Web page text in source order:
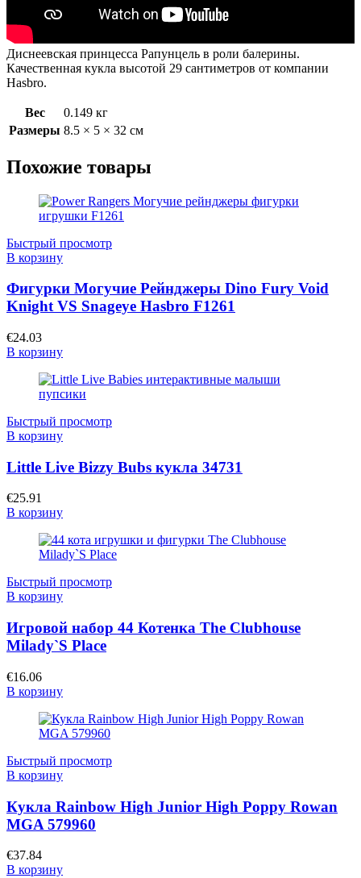
Диснеевская принцесса Рапунцель в роли балерины.
Качественная кукла высотой 29 сантиметров от компании
Hasbro.
Вес
0.149 кг
Размеры 8.5 × 5 × 32 см
Похожие товары
Быстрый просмотр
В корзину
Фигурки Могучие Рейнджеры Dino Fury Void
Knight VS Snageye Hasbro F1261
€24.03
В корзину
Быстрый просмотр
В корзину
Little Live Bizzy Bubs кукла 34731
€25.91
В корзину
Быстрый просмотр
В корзину
Игровой набор 44 Котенка The Clubhouse
Milady`S Place
€16.06
В корзину
Быстрый просмотр
В корзину
Кукла Rainbow High Junior High Poppy Rowan
MGA 579960
€37.84
В корзину